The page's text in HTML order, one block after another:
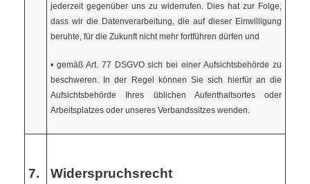
jederzeit gegenüber uns zu widerrufen. Dies hat zur Folge,
dass wir die Datenverarbeitung, die auf dieser Einwilligung
beruhte, für die Zukunft nicht mehr fortführen dürfen und
• gemäß Art. 77 DSGVO sich bei einer Aufsichtsbehörde zu
beschweren. In der Regel können Sie sich hierfür an die
Aufsichtsbehörde Ihres üblichen Aufenthaltsortes oder
Arbeitsplatzes oder unseres Verbandssitzes wenden.
7. Widerspruchsrecht